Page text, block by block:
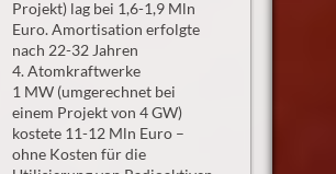
Projekt) lag bei 1,6-1,9 Mln
Euro. Amortisation erfolgte
nach 22-32 Jahren
4. Atomkraftwerke
1 MW (umgerechnet bei
einem Projekt von 4 GW)
kostete 11-12 Mln Euro –
ohne Kosten für die